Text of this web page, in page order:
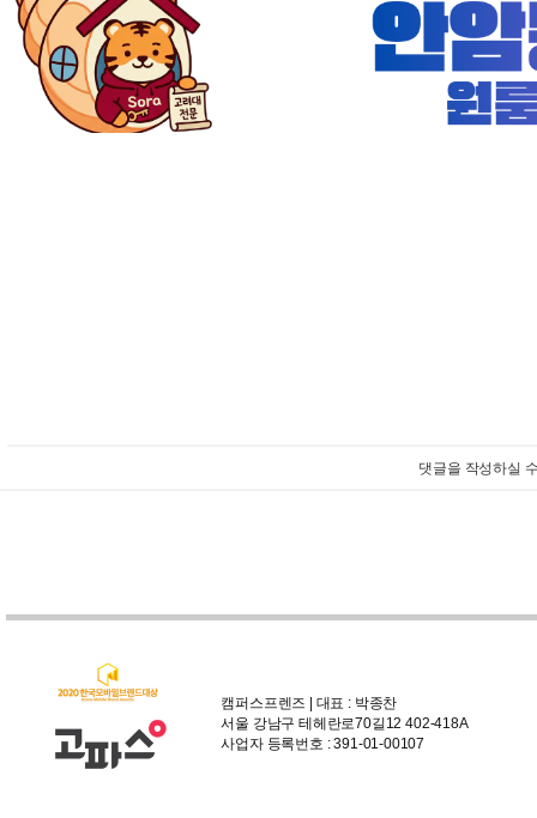
댓글을 작성하실
캠퍼스프렌즈 | 대표 : 박종찬
서울 강남구 테헤란로70길12 402-418A
사업자 등록번호 : 391-01-00107